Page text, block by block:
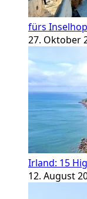
fürs
27. Oktober
Irland: 15
12. August